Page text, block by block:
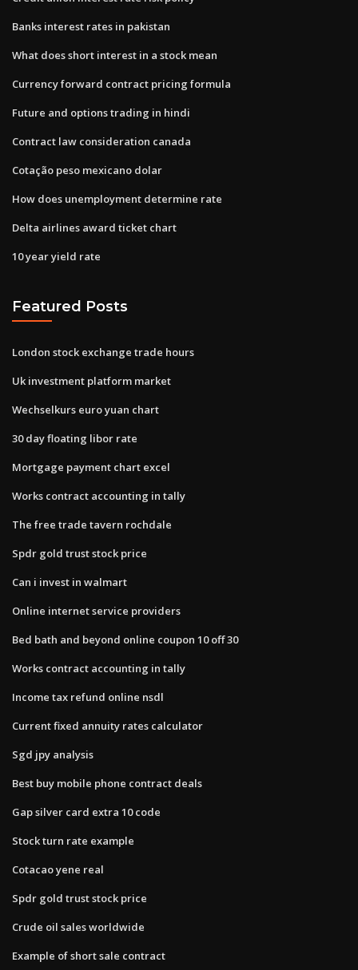
Banks interest rates in pakistan
What does short interest in a stock mean
Currency forward contract pricing formula
Future and options trading in hindi
Contract law consideration canada
Cotação peso mexicano dolar
How does unemployment determine rate
Delta airlines award ticket chart
10 year yield rate
Featured Posts
London stock exchange trade hours
Uk investment platform market
Wechselkurs euro yuan chart
30 day floating libor rate
Mortgage payment chart excel
Works contract accounting in tally
The free trade tavern rochdale
Spdr gold trust stock price
Can i invest in walmart
Online internet service providers
Bed bath and beyond online coupon 10 off 30
Works contract accounting in tally
Income tax refund online nsdl
Current fixed annuity rates calculator
Sgd jpy analysis
Best buy mobile phone contract deals
Gap silver card extra 10 code
Stock turn rate example
Cotacao yene real
Spdr gold trust stock price
Crude oil sales worldwide
Example of short sale contract